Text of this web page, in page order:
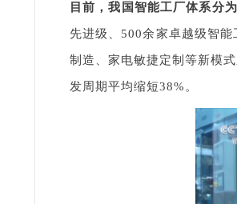
目前，我国智能工厂体系分
先进级、500余家卓越级智
制造、家电敏捷定制等新模
发周期平均缩短38%。